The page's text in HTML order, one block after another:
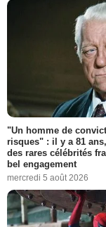
"Un homme de
risques" : il y a 81
des rares célébrités
bel engagement
mercredi 5 août 2026